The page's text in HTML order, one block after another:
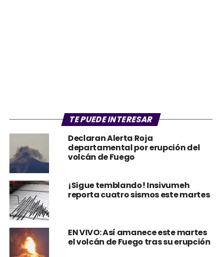
TE PUEDE INTERESAR
Declaran Alerta Roja
departamental por erupción del
volcán de Fuego
¡Sigue temblando! Insivumeh
reporta cuatro sismos este martes
EN VIVO: Así amanece este martes
el volcán de Fuego tras su erupción